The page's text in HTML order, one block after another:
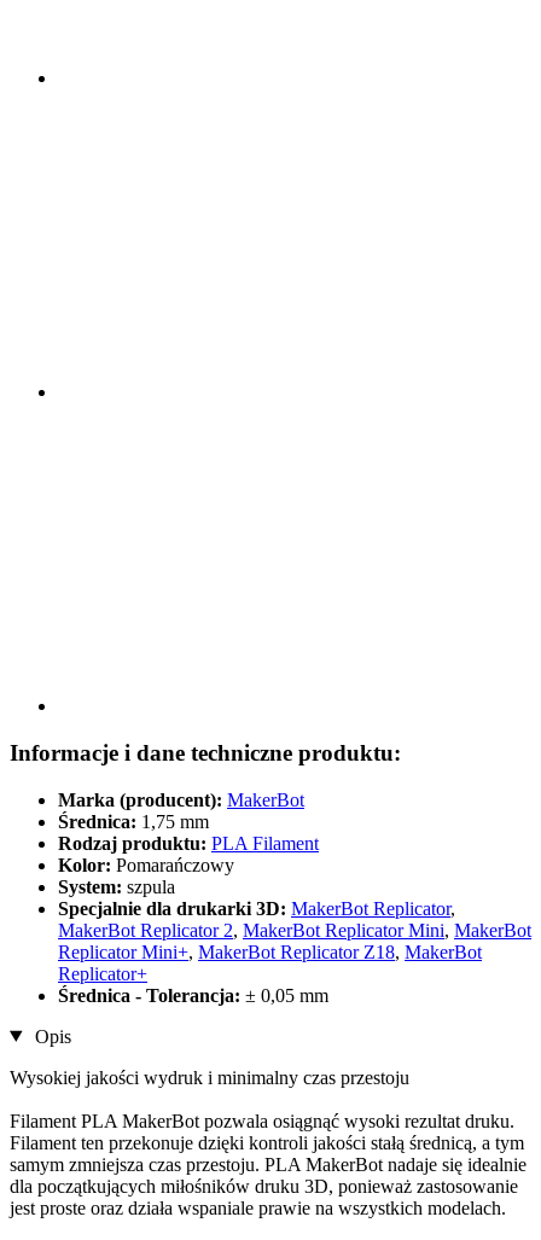
Informacje i dane techniczne produktu:
Marka (producent): MakerBot
Średnica: 1,75 mm
Rodzaj produktu: PLA Filament
Kolor: Pomarańczowy
System: szpula
Specjalnie dla drukarki 3D: MakerBot Replicator,
MakerBot Replicator 2, MakerBot Replicator Mini, MakerBot
Replicator Mini+, MakerBot Replicator Z18, MakerBot
Replicator+
Średnica - Tolerancja: ± 0,05 mm
Opis
Wysokiej jakości wydruk i minimalny czas przestoju
Filament PLA MakerBot pozwala osiągnąć wysoki rezultat druku.
Filament ten przekonuje dzięki kontroli jakości stałą średnicą, a tym
samym zmniejsza czas przestoju. PLA MakerBot nadaje się idealnie
dla początkujących miłośników druku 3D, ponieważ zastosowanie
jest proste oraz działa wspaniale prawie na wszystkich modelach.